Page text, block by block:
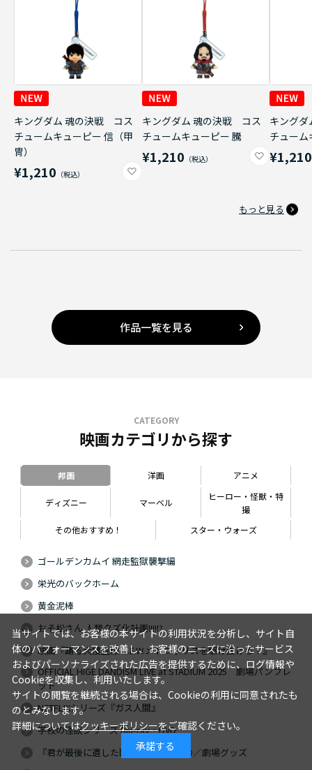
キングダム 魂の決戦 コス
チュームキューピー 信（甲
冑）
¥1,210
キングダム 魂の決戦 コス
チュームキューピー 騰
¥1,210
キング
チューム
¥1,210
もっと見る
作品一覧を見る
CATEGORY
映画カテゴリから探す
邦画 洋画 アニメ
ディズニー マーベル
ヒーロー・怪獣・特
撮
その他おすすめ！
スター・ウォーズ
ゴールデンカムイ 網走監獄襲撃編
栄光のバックホーム
黄金泥棒
おそ松さん 人類クズ化計画!!!!!?
映画『踊る大捜査線 N.E.W.メトロポリスを駆け抜けろ！』
OFFICIAL HIGE DANDISM LIVE at STADIUM 2025 劇場パンフレ
ット
NETFLIXシリーズ『ガス人間』
学校の怪談シリーズ Blu-ray・DVD
『君が最後に遺した歌』Blu-ray・DVD／劇場グッズ
当サイトでは、お客様の本サイトの利用状況を分析し、サイト自
体のパフォーマンスを改善し、お客様のニーズに沿ったサービス
およびパーソナライズされた広告を提供するために、ログ情報や
Cookieを収集し、利用いたします。
サイトの閲覧を継続される場合は、Cookieの利用に同意されたも
のとみなします。
詳細についてはクッキーポリシーをご確認ください。
承諾する